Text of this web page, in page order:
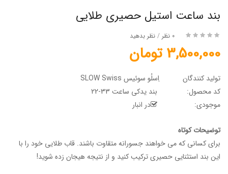
بند ساعت استیل حصیری طلایی
0 نظر / نظر بدهید
3,500,000 تومان
تولید کنندگان
اِسلُو سوئیس SLOW Swiss
کد محصول:
بند یدکی ساعت 33-22
موجودی:
در انبار
توضیحات کوتاه
برای کسانی که می خواهند جسورانه متقاوت باشند. قاب طلایی خود را با
این بند استثنایی حصیری ترکیب کنید و از نتیجه هیجان زده شوید!